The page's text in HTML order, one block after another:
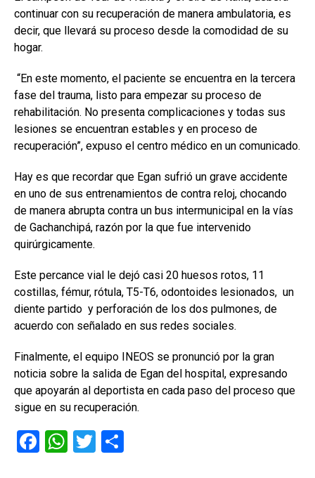
continuar con su recuperación de manera ambulatoria, es
decir, que llevará su proceso desde la comodidad de su
hogar.
“En este momento, el paciente se encuentra en la tercera
fase del trauma, listo para empezar su proceso de
rehabilitación. No presenta complicaciones y todas sus
lesiones se encuentran estables y en proceso de
recuperación”, expuso el centro médico en un comunicado.
Hay es que recordar que Egan sufrió un grave accidente
en uno de sus entrenamientos de contra reloj, chocando
de manera abrupta contra un bus intermunicipal en la vías
de Gachanchipá, razón por la que fue intervenido
quirúrgicamente.
Este percance vial le dejó casi 20 huesos rotos, 11
costillas, fémur, rótula, T5-T6, odontoides lesionados, un
diente partido y perforación de los dos pulmones, de
acuerdo con señalado en sus redes sociales.
Finalmente, el equipo INEOS se pronunció por la gran
noticia sobre la salida de Egan del hospital, expresando
que apoyarán al deportista en cada paso del proceso que
sigue en su recuperación.
F
W T